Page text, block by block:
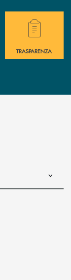
immediata?
Hai bisogno di
TRASPARENZA
di posta
posta elettronica)